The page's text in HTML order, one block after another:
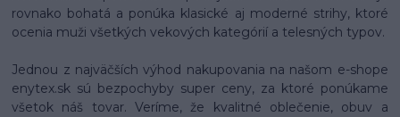
rovnako bohatá a ponúka klasické aj moderné strihy, ktoré
ocenia muži všetkých vekových kategórií a telesných typov.
Jednou z najväčších výhod nakupovania na našom e-shope
enytex.sk sú bezpochyby super ceny, za ktoré ponúkame
všetok náš tovar. Veríme, že kvalitné oblečenie, obuv a